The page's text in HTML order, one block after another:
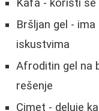
Kafa - koristi se
Bršljan gel -
iskustvima
Afroditin gel na
rešenje
Cimet - deluje